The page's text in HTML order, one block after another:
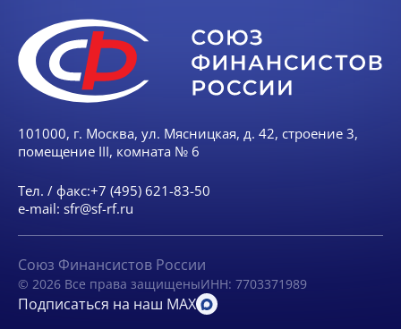
101000, г. Москва, ул. Мясницкая, д. 42, строение 3,
помещение III, комната № 6
Тел. / факс:+7 (495) 621-83-50
e-mail: sfr@sf-rf.ru
Союз Финансистов России
© 2026 Все права защищеныИНН: 7703371989
Подписаться на наш MAX